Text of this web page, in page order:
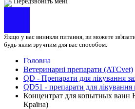
Якщо у вас виникли питання, ви можете
будь-яким зручним для вас способом.
Головна
Ветеринарні препарати (ATCvet)
QD - Препарати для лікування
QD51 - препарати для лікування
Концентрат для копытных ванн
Країна)